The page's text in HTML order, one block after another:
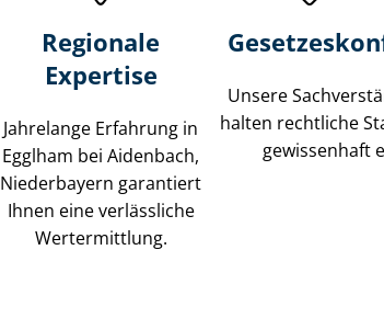
Regionale
Expertise
Jahrelange Erfahrung in
Egglham bei Aidenbach,
Niederbayern garantiert
Ihnen eine verlässliche
Wertermittlung.
Unsere
halten rechtliche
gewissenhaft